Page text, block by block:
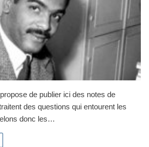
de publier ici des notes de
des questions qui entourent les
donc les…